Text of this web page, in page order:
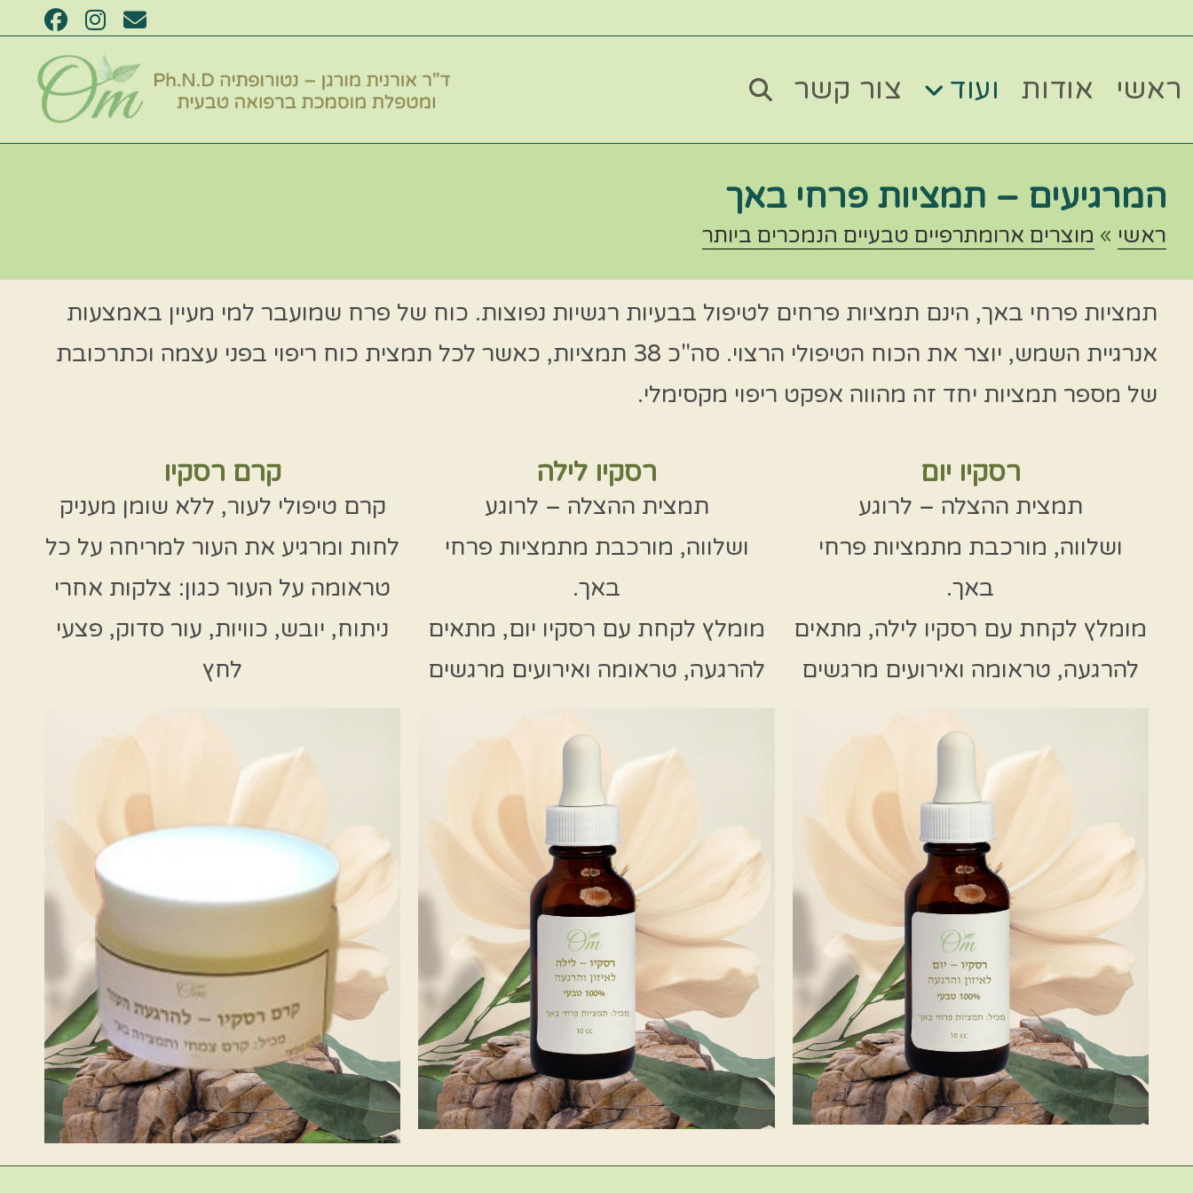
ראשי אודות ועוד צור קשר
המרגיעים – תמציות פרחי באך
ראשי » מוצרים ארומתרפיים טבעיים הנמכרים ביותר
תמציות פרחי באך, הינם תמציות פרחים לטיפול בבעיות רגשיות נפוצות. כוח של פרח שמועבר למי מעיין באמצעות
אנרגיית השמש, יוצר את הכוח הטיפולי הרצוי. סה"כ 38 תמציות, כאשר לכל תמצית כוח ריפוי בפני עצמה וכתרכובת
של מספר תמציות יחד זה מהווה אפקט ריפוי מקסימלי.
רסקיו יום
תמצית ההצלה – לרוגע
ושלווה, מורכבת מתמציות פרחי
באך.
מומלץ לקחת עם רסקיו לילה, מתאים
להרגעה, טראומה ואירועים מרגשים
רסקיו לילה
תמצית ההצלה – לרוגע
ושלווה, מורכבת מתמציות פרחי
באך.
מומלץ לקחת עם רסקיו יום, מתאים
להרגעה, טראומה ואירועים מרגשים
קרם רסקיו
קרם טיפולי לעור, ללא שומן מעניק
לחות ומרגיע את העור למריחה על כל
טראומה על העור כגון: צלקות אחרי
ניתוח, יובש, כוויות, עור סדוק, פצעי
לחץ